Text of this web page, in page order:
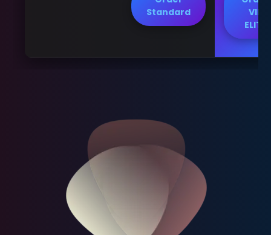
Standard
VIP
ELITE